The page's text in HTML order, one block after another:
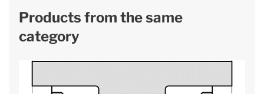
Products from the same
category